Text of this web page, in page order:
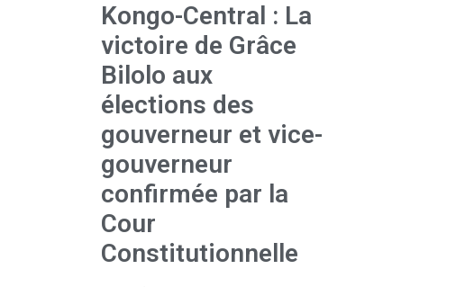
Kongo-Central : La
victoire de Grâce
Bilolo aux
élections des
gouverneur et vice-
gouverneur
confirmée par la
Cour
Constitutionnelle